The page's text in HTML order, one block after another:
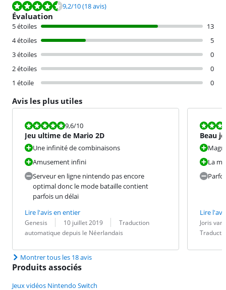
La note est de 9,2 sur 10, basée sur 18 avis.
9,2/10(18 avis)
Évaluation
5 étoiles
13
4 étoiles
5
3 étoiles
0
2 étoiles
0
1 étoile
0
Avis les plus utiles
La note est 9,6 sur 10.
9,6/10
Jeu ultime de Mario 2D
Une infinité de combinaisons
Amusement infini
Serveur en ligne nintendo pas encore
optimal donc le mode bataille contient
parfois un délai
Lire l'avis en entier
Évaluation par :
Genesis
Date : 10 juillet 2019
Traduction :
Traduction
automatique depuis le Néerlandais
La note est
Beau
La
Lire
Évaluation
Joris
Date :
Traduction :
Montrer tous les 18 avis
Produits associés
Jeux vidéos Nintendo Switch